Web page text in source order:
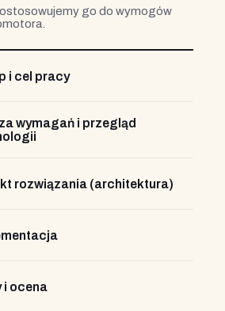
go do wymogów
i cel pracy
wymagań i przegląd
rozwiązania (architektura)
i ocena